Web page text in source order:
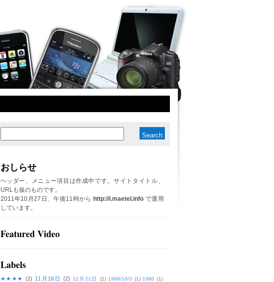
おしらせ
ヘッダー、メニュー項目は作成中です。サイトタイトル、
URLも仮のものです。
2011年10月27日、午後11時から http://i.maetel.info で運用
しています。
Featured Video
Labels
★★★★ (2) 11月16日 (2) 12月21日 (1) 1968/10/3 (1) 1980 (1)